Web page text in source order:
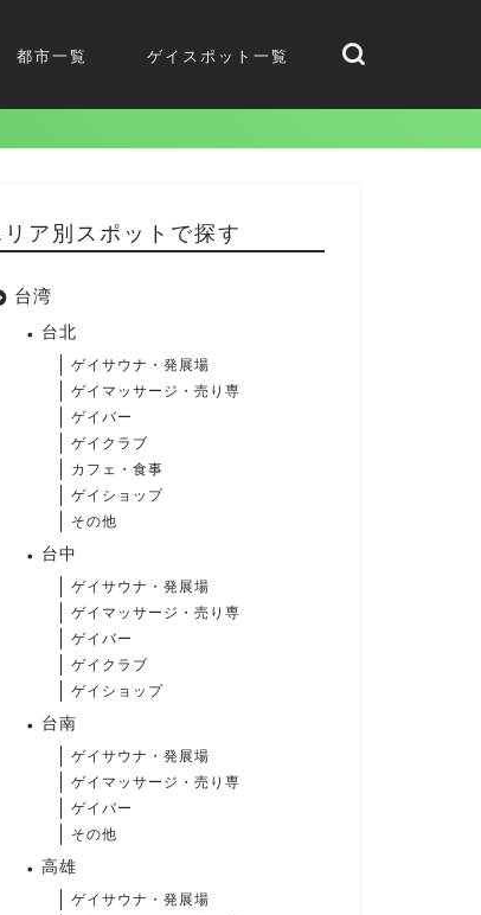
都市一覧 ゲイスポット一覧
リア別スポットで探す
台湾
台北
ゲイサウナ・発展場
ゲイマッサージ・売り専
ゲイバー
ゲイクラブ
カフェ・食事
ゲイショップ
その他
台中
ゲイサウナ・発展場
ゲイマッサージ・売り専
ゲイバー
ゲイクラブ
ゲイショップ
台南
ゲイサウナ・発展場
ゲイマッサージ・売り専
ゲイバー
その他
高雄
ゲイサウナ・発展場